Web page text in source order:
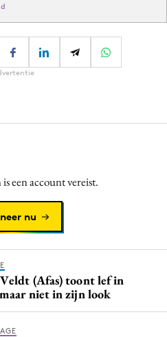
een account vereist.
nu
Veldt (Afas) toont lef in
niet in zijn look